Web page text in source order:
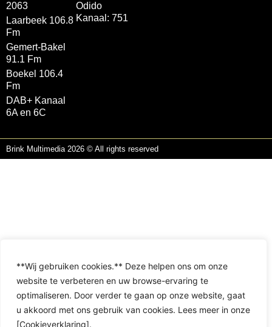
**Wij gebruiken cookies.** Deze helpen ons om onze
website te verbeteren en uw browse-ervaring te
optimaliseren. Door verder te gaan op onze website, gaat
u akkoord met ons gebruik van cookies. Lees meer in onze
[Cookieverklaring].
2063
Laarbeek 106.8
Fm
Gemert-Bakel
91.1 Fm
Boekel 106.4
Fm
DAB+ Kanaal
6A en 6C
Odido
Kanaal: 751
Brink Multimedia 2026 © All rights reserved